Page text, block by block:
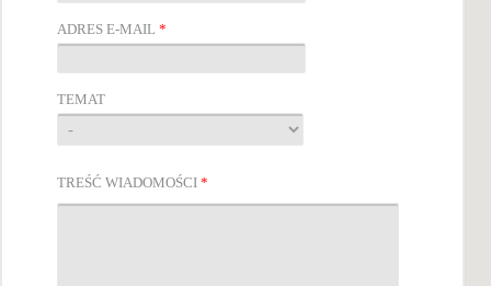
ADRES E-MAIL *
TEMAT
TREŚĆ WIADOMOŚCI *